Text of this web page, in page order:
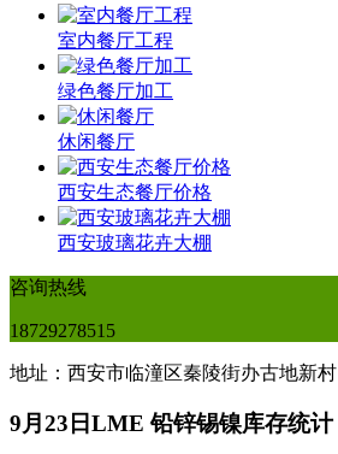
室内餐厅工程
绿色餐厅加工
休闲餐厅
西安生态餐厅价格
西安玻璃花卉大棚
咨询热线
18729278515
地址：西安市临潼区秦陵街办古地新村
9月23日LME 铅锌锡镍库存统计